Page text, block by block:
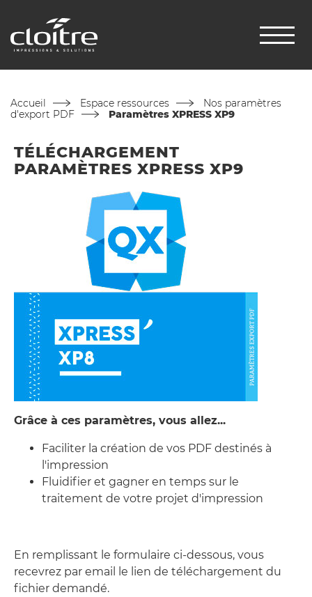
Accueil Espace ressources
Nos paramètres
d'export PDF
Paramètres XPRESS XP9
TÉLÉCHARGEMENT
PARAMÈTRES XPRESS XP9
Grâce à ces paramètres, vous allez...
Faciliter la création de vos PDF destinés à
l'impression
Fluidifier et gagner en temps sur le
traitement de votre projet d'impression
En remplissant le formulaire ci-dessous, vous
recevrez par email le lien de téléchargement du
fichier demandé.